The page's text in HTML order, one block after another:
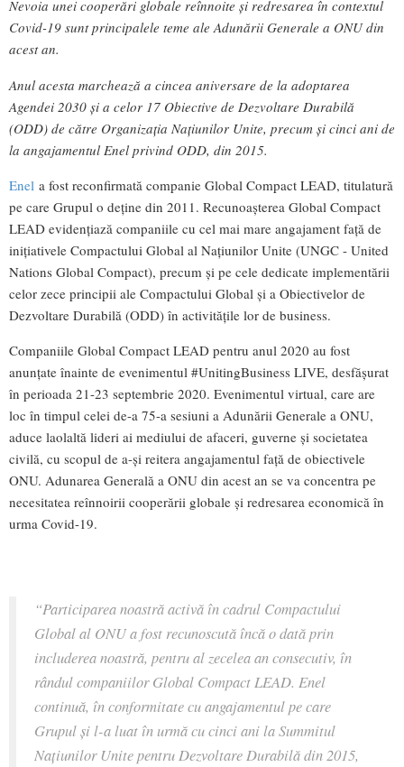
Nevoia unei cooperări globale reînnoite și redresarea în contextul
Covid-19 sunt principalele teme ale Adunării Generale a ONU din
acest an.
Anul acesta marchează a cincea aniversare de la adoptarea
Agendei 2030 și a celor 17 Obiective de Dezvoltare Durabilă
(ODD) de către Organizația Națiunilor Unite, precum și cinci ani de
la angajamentul Enel privind ODD, din 2015.
Enel a fost reconfirmată companie Global Compact LEAD, titulatură
pe care Grupul o deține din 2011. Recunoașterea Global Compact
LEAD evidențiază companiile cu cel mai mare angajament față de
inițiativele Compactului Global al Națiunilor Unite (UNGC - United
Nations Global Compact), precum și pe cele dedicate implementării
celor zece principii ale Compactului Global și a Obiectivelor de
Dezvoltare Durabilă (ODD) în activitățile lor de business.
Companiile Global Compact LEAD pentru anul 2020 au fost
anunțate înainte de evenimentul #UnitingBusiness LIVE, desfășurat
în perioada 21-23 septembrie 2020. Evenimentul virtual, care are
loc în timpul celei de-a 75-a sesiuni a Adunării Generale a ONU,
aduce laolaltă lideri ai mediului de afaceri, guverne și societatea
civilă, cu scopul de a-și reitera angajamentul față de obiectivele
ONU. Adunarea Generală a ONU din acest an se va concentra pe
necesitatea reînnoirii cooperării globale și redresarea economică în
urma Covid-19.
“Participarea noastră activă în cadrul Compactului
Global al ONU a fost recunoscută încă o dată prin
includerea noastră, pentru al zecelea an consecutiv, în
rândul companiilor Global Compact LEAD. Enel
continuă, în conformitate cu angajamentul pe care
Grupul și l-a luat în urmă cu cinci ani la Summitul
Națiunilor Unite pentru Dezvoltare Durabilă din 2015,